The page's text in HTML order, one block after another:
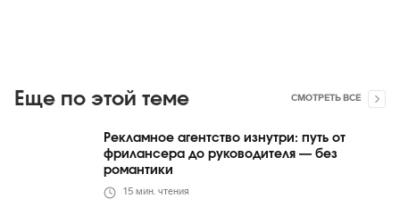
Еще по этой теме СМОТРЕТЬ ВСЕ
Рекламное агентство изнутри: путь от
фрилансера до руководителя — без
романтики
15 мин. чтения